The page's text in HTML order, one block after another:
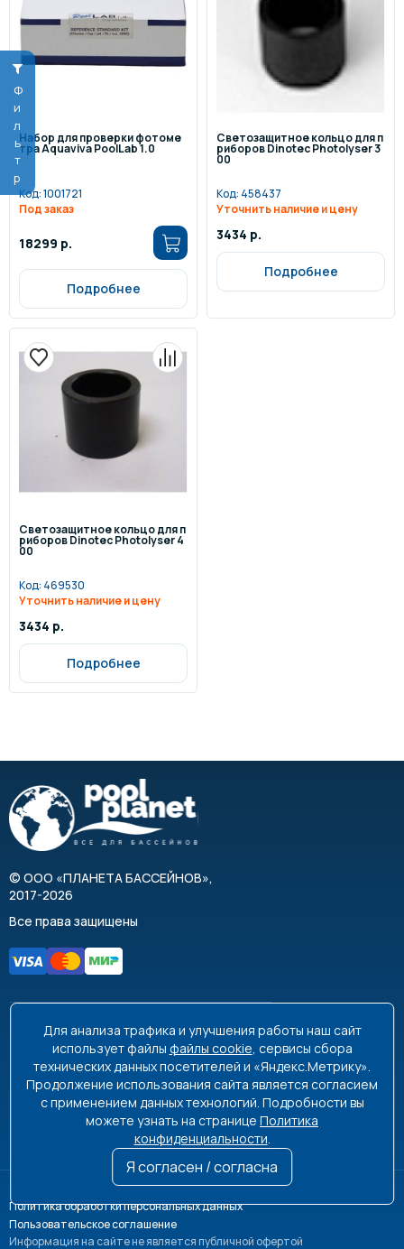
ФильтрНабор для проверки фотоме
тра Aquaviva PoolLab 1.0
Код:1001721
Под заказ
18299 р.
Подробнее
Светозащитное кольцо для п
риборов Dinotec Photolyser 3
00
Код: 458437
Уточнить наличие и цену
3434 р.
Подробнее
Светозащитное кольцо для п
риборов Dinotec Photolyser 4
00
Код: 469530
Уточнить наличие и цену
3434 р.
Подробнее
© ООО «ПЛАНЕТА БАССЕЙНОВ»,
2017-2026
Все права защищены
8 495 663-99-48
8 800 350-99-08
info@poolplanet.ru
г. Москва, проспект Мира, д. 61
Пн-Пт 9:00-18:00 Сб-Вс выходной
Политика обработки персональных данных
Пользовательское соглашение
Информация на сайте не является публичной офертой
Для анализа трафика и улучшения работы наш сайт
использует файлы файлы cookie, сервисы сбора
технических данных посетителей и «Яндекс.Метрику».
Продолжение использования сайта является согласием
с применением данных технологий. Подробности вы
можете узнать на странице Политика
конфиденциальности.
Я согласен / согласна